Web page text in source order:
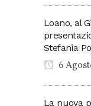
Loano, al
Stefania
6
La nuova